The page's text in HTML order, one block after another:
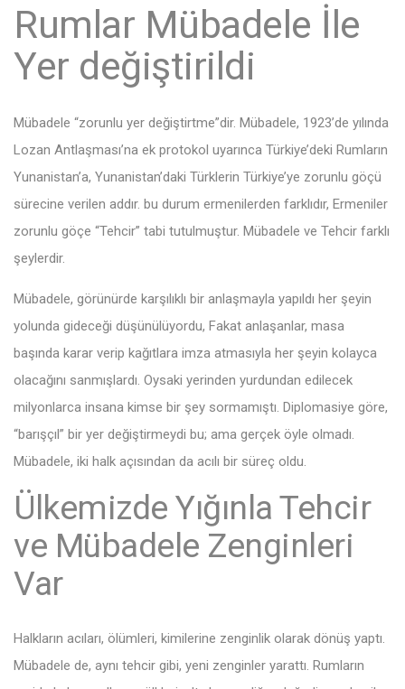
Rumlar Mübadele İle
Yer değiştirildi
Mübadele “zorunlu yer değiştirtme”dir. Mübadele, 1923’de yılında
Lozan Antlaşması’na ek protokol uyarınca Türkiye’deki Rumların
Yunanistan’a, Yunanistan’daki Türklerin Türkiye’ye zorunlu göçü
sürecine verilen addır. bu durum ermenilerden farklıdır, Ermeniler
zorunlu göçe “Tehcir” tabi tutulmuştur. Mübadele ve Tehcir farklı
şeylerdir.
Mübadele, görünürde karşılıklı bir anlaşmayla yapıldı her şeyin
yolunda gideceği düşünülüyordu, Fakat anlaşanlar, masa
başında karar verip kağıtlara imza atmasıyla her şeyin kolayca
olacağını sanmışlardı. Oysaki yerinden yurdundan edilecek
milyonlarca insana kimse bir şey sormamıştı. Diplomasiye göre,
“barışçıl” bir yer değiştirmeydi bu; ama gerçek öyle olmadı.
Mübadele, iki halk açısından da acılı bir süreç oldu.
Ülkemizde Yığınla Tehcir
ve Mübadele Zenginleri
Var
Halkların acıları, ölümleri, kimilerine zenginlik olarak dönüş yaptı.
Mübadele de, aynı tehcir gibi, yeni zenginler yarattı. Rumların